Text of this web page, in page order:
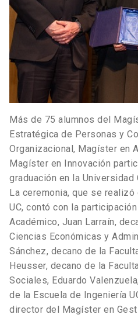
Más de 75 alumnos del
Estratégica de Personas y
Organizacional, Magíster en
Magíster en Innovación
graduación en la Universidad
La ceremonia, que se
UC, contó con la
Académico, Juan Larraín,
Ciencias Económicas y
Sánchez, decano de la
Heusser, decano de la
Sociales, Eduardo
de la Escuela de Ingeniería
director del Magíster en